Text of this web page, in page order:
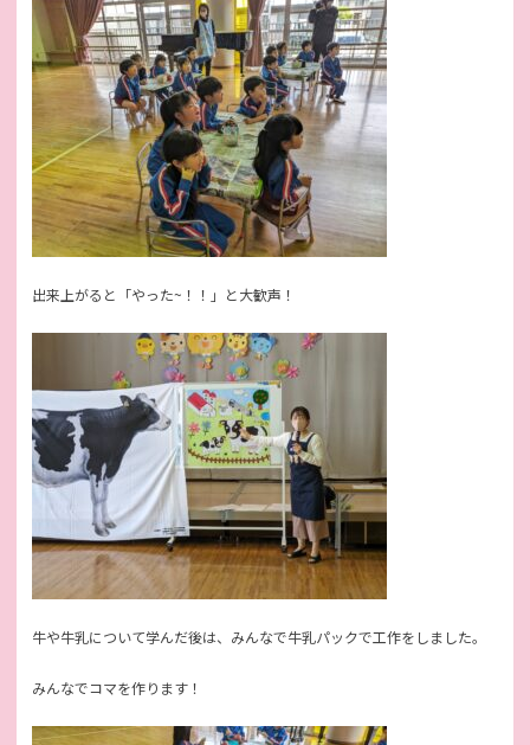
出来上がると「やった~！！」と大歓声！
牛や牛乳について学んだ後は、みんなで牛乳パックで工作をしました。
みんなでコマを作ります！